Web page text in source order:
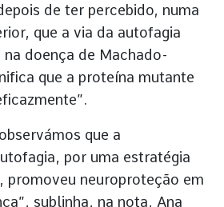
de ter percebido, numa
que a via da autofagia
doença de Machado-
que a proteína mutante
que a
por uma estratégia
promoveu neuroproteção em
sublinha, na nota, Ana